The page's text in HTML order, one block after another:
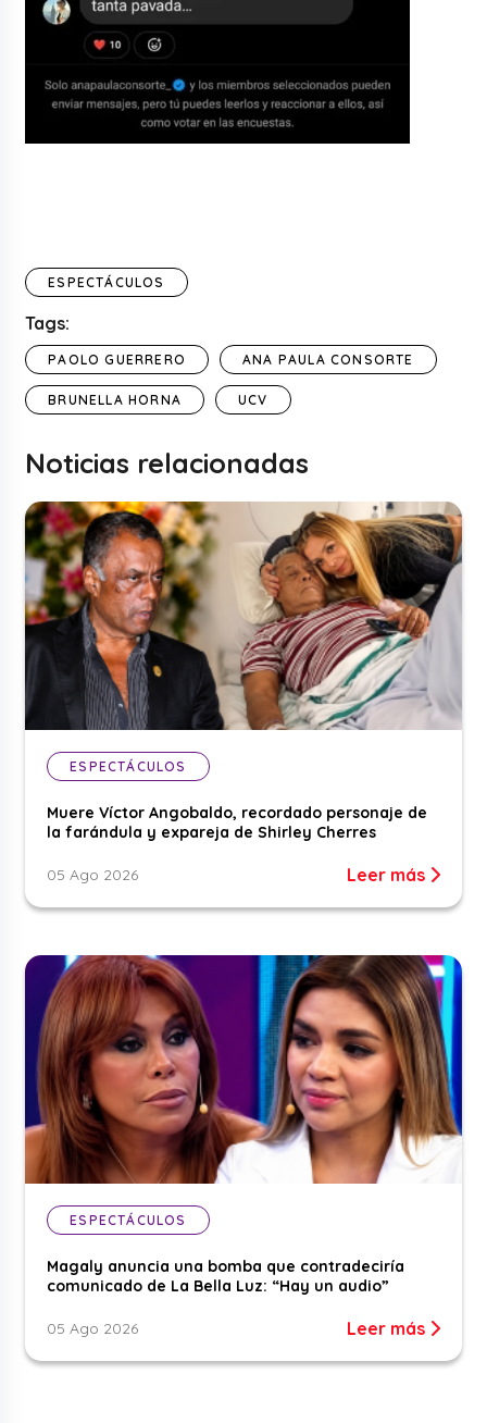
ESPECTÁCULOS
Tags:
PAOLO GUERRERO ANA PAULA CONSORTE
BRUNELLA HORNA UCV
Noticias relacionadas
ESPECTÁCULOS
Muere Víctor Angobaldo, recordado personaje de
la farándula y expareja de Shirley Cherres
05 Ago 2026 Leer más
ESPECTÁCULOS
Magaly anuncia una bomba que contradeciría
comunicado de La Bella Luz: “Hay un audio”
05 Ago 2026 Leer más